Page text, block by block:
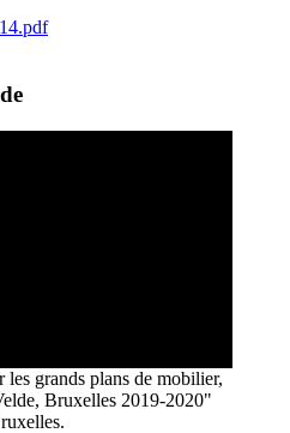
grands plans de mobilier,
Bruxelles 2019-2020"